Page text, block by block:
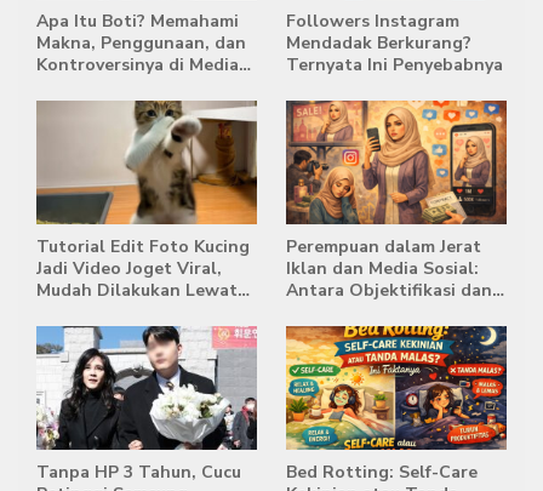
Apa Itu Boti? Memahami
Makna, Penggunaan, dan
Kontroversinya di Media
Followers Instagram
Mendadak Berkurang?
Ternyata Ini Penyebabnya
Tutorial Edit Foto Kucing
Jadi Video Joget Viral,
Mudah Dilakukan Lewat
Perempuan dalam Jerat
Iklan dan Media Sosial:
Antara Objektifikasi dan
Tanpa HP 3 Tahun, Cucu
Bed Rotting: Self-Care